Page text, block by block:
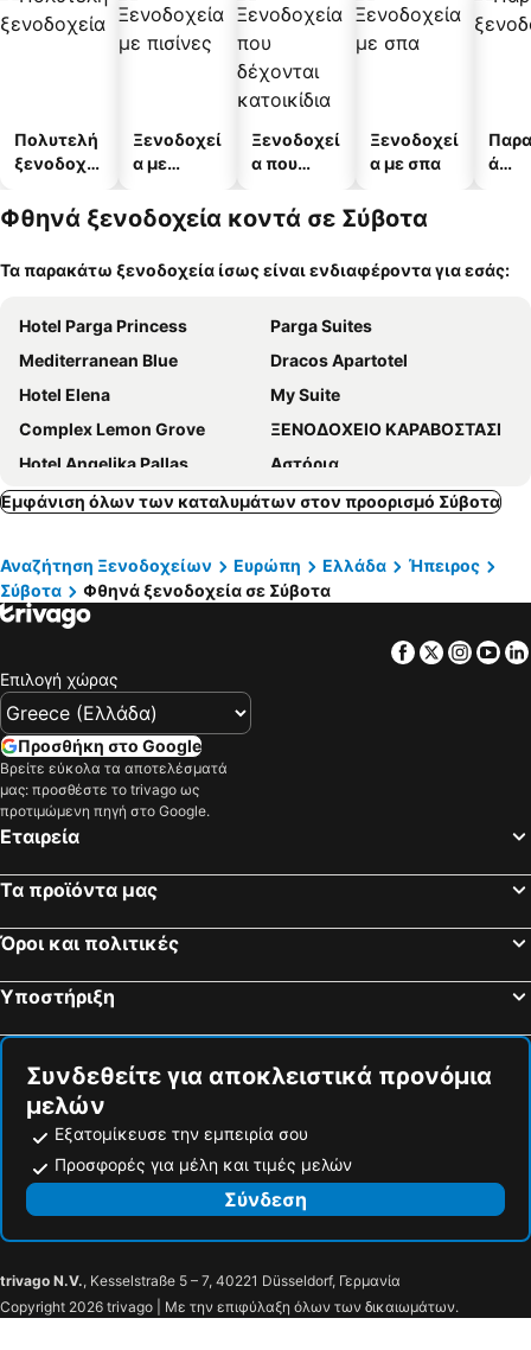
Πολυτελή
ξενοδοχεί
Ξενοδοχεί
α με
Ξενοδοχεί
α που
κατοικίδι
Ξενοδοχεί
α με σπα
ά
Φθηνά ξενοδοχεία κοντά σε Σύβοτα
Τα παρακάτω ξενοδοχεία ίσως είναι ενδιαφέροντα για εσάς:
Hotel Parga Princess
Parga Suites
Mediterranean Blue
Dracos Apartotel
Hotel Elena
My Suite
Complex Lemon Grove
ΞΕΝΟΔΟΧΕΙΟ ΚΑΡΑΒΟΣΤΑΣΙ
Hotel Angelika Pallas
Αστόρια
Mövenpick Resort Agios Nikolaos Sivota
Costa Smeralda
Cavomarina Beach
Πανόραμα Μπότσαρης
Elena Rista Studios
Arilla Beach Hotel
Sivota Diamond Spa Resort
Oula Maisonettes
Ελ Γκρέκο
Theros Blu Parga
Olympion Village
Sivota Seascape
Margarita Hotel
EFTIHIA
Anthoussa Rooms
Γαλήνη
Ekati Mare Lifestyle Resort
Kavos Plaza Hotel
Hotel Riviera Perdika
Hotel Seleykos Palace
Hotel Albatros
Sivota Deamaris Luxury Boutique Hotel
Hotel Sivota
The Retreat
Harmony Apartments
Χρυσάνθη
Hotel Villa Marie
Ωριάνα
Ilvy Suites Sivota
Sivotahomes-blu
Εμφάνιση όλων των καταλυμάτων στον προορισμό Σύβοτα
Αναζήτηση Ξενοδοχείων Ευρώπη Ελλάδα
Ήπειρος
Σύβοτα
Φθηνά ξενοδοχεία σε Σύβοτα
Facebook
Twitter
Επιλογή χώρας
Προσθήκη στο Google
Βρείτε εύκολα τα αποτελέσματά
μας: προσθέστε το trivago ως
προτιμώμενη πηγή στο Google.
Εταιρεία
Τα προϊόντα μας
Όροι και πολιτικές
Υποστήριξη
Συνδεθείτε για αποκλειστικά προνόμια
μελών
Εξατομίκευσε την εμπειρία σου
Προσφορές για μέλη και τιμές μελών
Σύνδεση
trivago N.V., Kesselstraße 5 – 7, 40221 Düsseldorf, Γερμανία
Copyright 2026 trivago | Με την επιφύλαξη όλων των δικαιωμάτων.